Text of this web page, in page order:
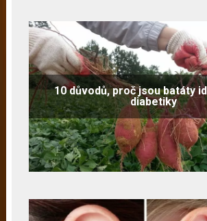
10 důvodů, proč jsou batáty
diabetiky